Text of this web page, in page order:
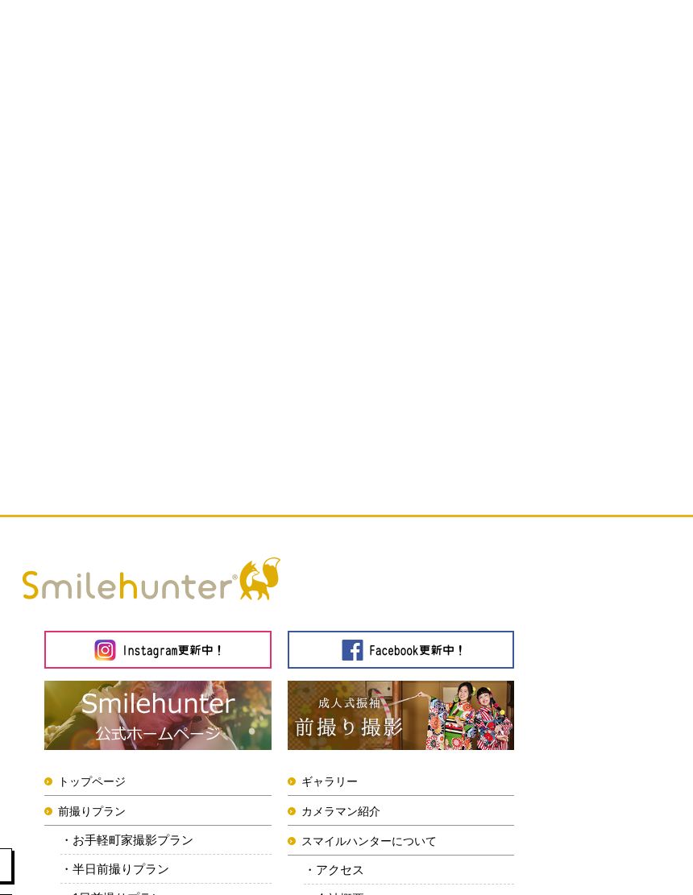
トップページ
前撮りプラン
お手軽町家撮影プラン
半日前撮りプラン
ギャラリー
カメラマン紹介
スマイルハンターについて
アクセス